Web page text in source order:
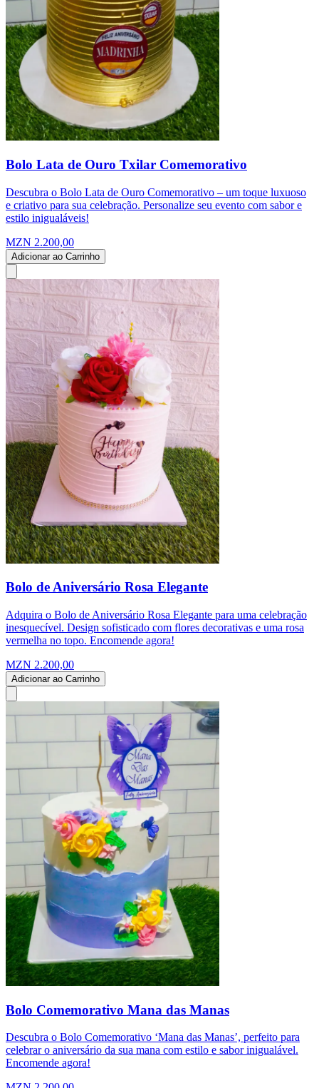
Bolo Lata de Ouro Txilar Comemorativo
Descubra o Bolo Lata de Ouro Comemorativo – um toque luxuoso
e criativo para sua celebração. Personalize seu evento com sabor e
estilo inigualáveis!
MZN 2.200,00
Adicionar ao Carrinho
Bolo de Aniversário Rosa Elegante
Adquira o Bolo de Aniversário Rosa Elegante para uma celebração
inesquecível. Design sofisticado com flores decorativas e uma rosa
vermelha no topo. Encomende agora!
MZN 2.200,00
Adicionar ao Carrinho
Bolo Comemorativo Mana das Manas
Descubra o Bolo Comemorativo ‘Mana das Manas’, perfeito para
celebrar o aniversário da sua mana com estilo e sabor inigualável.
Encomende agora!